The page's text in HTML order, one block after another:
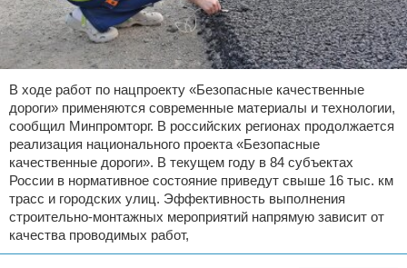
В ходе работ по нацпроекту «Безопасные качественные
дороги» применяются современные материалы и технологии,
сообщил Минпромторг. В российских регионах продолжается
реализация национального проекта «Безопасные
качественные дороги». В текущем году в 84 субъектах
России в нормативное состояние приведут свыше 16 тыс. км
трасс и городских улиц. Эффективность выполнения
строительно-монтажных мероприятий напрямую зависит от
качества проводимых работ,